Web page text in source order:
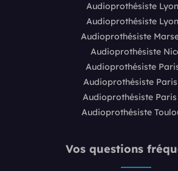
Audioprothésiste
Audioprothésiste
Audioprothésiste
Audioprothésiste
Audioprothésiste
Audioprothésiste Paris
Audioprothésiste Paris
Audioprothésiste
Vos questions